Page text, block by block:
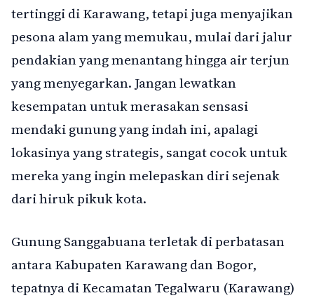
tertinggi di Karawang, tetapi juga menyajikan
pesona alam yang memukau, mulai dari jalur
pendakian yang menantang hingga air terjun
yang menyegarkan. Jangan lewatkan
kesempatan untuk merasakan sensasi
mendaki gunung yang indah ini, apalagi
lokasinya yang strategis, sangat cocok untuk
mereka yang ingin melepaskan diri sejenak
dari hiruk pikuk kota.
Gunung Sanggabuana terletak di perbatasan
antara Kabupaten Karawang dan Bogor,
tepatnya di Kecamatan Tegalwaru (Karawang)